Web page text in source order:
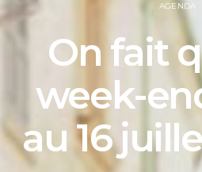
AGENDA
On fait
week-
au 16